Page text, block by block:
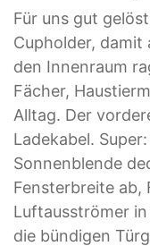
Für uns gut
Cupholder, damit
den Innenraum
Fächer,
Alltag. Der
Ladekabel.
Sonnenblende
Fensterbreite ab,
Luftausströmer
die bündigen